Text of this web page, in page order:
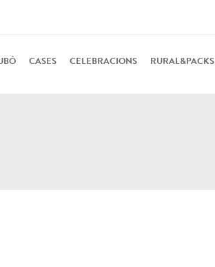
CASES CELEBRACIONS RURAL&PACKS